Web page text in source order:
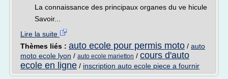
La connaissance des principaux organes du ve hicule
Savoir...
Lire la suite
Thèmes liés : auto ecole pour permis moto / auto
moto ecole lyon / auto ecole marietton / cours d'auto
ecole en ligne / inscription auto ecole piece a fournir